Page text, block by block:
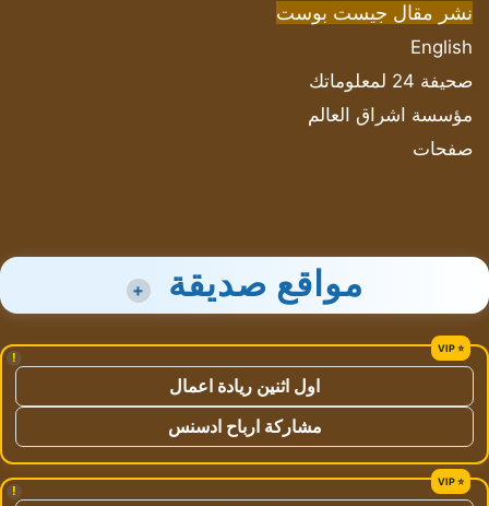
نشر مقال جيست بوست
English
صحيفة 24 لمعلوماتك
مؤسسة اشراق العالم
صفحات
مواقع صديقة +
!
اول اثنين ريادة اعمال
مشاركة ارباح ادسنس
!